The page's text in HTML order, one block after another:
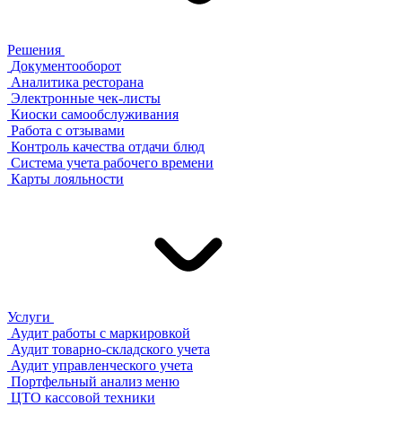
Решения
Документооборот
Аналитика ресторана
Электронные чек-листы
Киоски самообслуживания
Работа с отзывами
Контроль качества отдачи блюд
Система учета рабочего времени
Карты лояльности
Услуги
Аудит работы с маркировкой
Аудит товарно-складского учета
Аудит управленческого учета
Портфельный анализ меню
ЦТО кассовой техники